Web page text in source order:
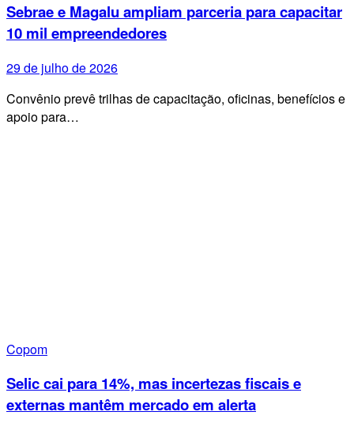
Sebrae e Magalu ampliam parceria para capacitar
10 mil empreendedores
29 de julho de 2026
Convênio prevê trilhas de capacitação, oficinas, benefícios e
apoio para…
Copom
Selic cai para 14%, mas incertezas fiscais e
externas mantêm mercado em alerta